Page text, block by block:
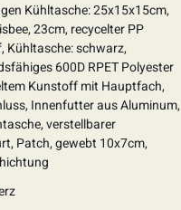
Kühltasche: 25x15x15cm,
23cm, recycelter PP
Kühltasche: schwarz,
600D RPET Polyester
Kunstoff mit Hauptfach,
Innenfutter aus Aluminum,
verstellbarer
Patch, gewebt 10x7cm,